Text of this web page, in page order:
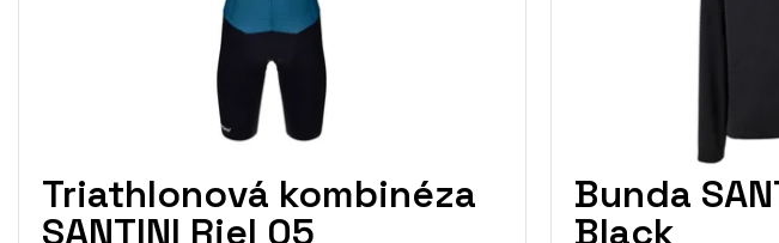
Triathlonová kombinéza
SANTINI Riel 05
Bunda
Black